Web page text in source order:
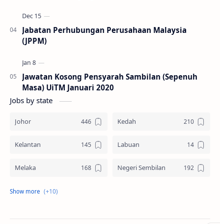
Jabatan Perhubungan Perusahaan Malaysia
(JPPM)
Jawatan Kosong Pensyarah Sambilan (Sepenuh
Masa) UiTM Januari 2020
Jobs by state
Johor Kedah
Kelantan Labuan
Melaka Negeri Sembilan
Pahang